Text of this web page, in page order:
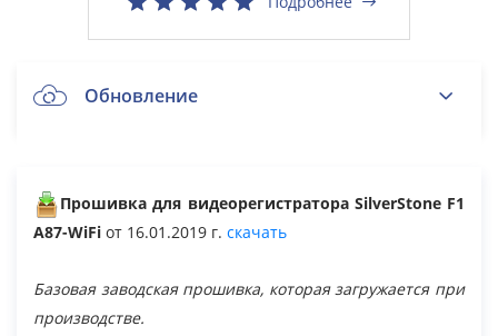
Прошивка для видеорегистратора SilverStone F1
A87-WiFi от 16.01.2019 г. скачать
Базовая заводская прошивка, которая загружается при
производстве.
Общие вопросы
Обновление
Архив